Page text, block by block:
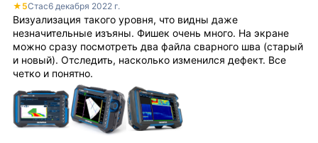
★ 5Стас6 декабря 2022 г.
Визуализация такого уровня, что видны даже
незначительные изъяны. Фишек очень много. На экране
можно сразу посмотреть два файла сварного шва (старый
и новый). Отследить, насколько изменился дефект. Все
четко и понятно.